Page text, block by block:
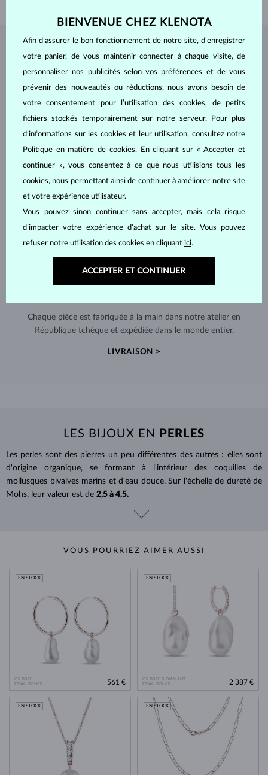
BIJOUX DE L'ATELIER KLENOTA
Chaque pièce est fabriquée à la main dans notre atelier en
République tchèque et expédiée dans le monde entier.
LIVRAISON >
LES BIJOUX EN PERLES
Les perles sont des pierres un peu différentes des autres : elles sont
d'origine organique, se formant à l'intérieur des coquilles de
mollusques bivalves marins et d'eau douce. Sur l'échelle de dureté de
Mohs, leur valeur est de 2,5 à 4,5.
VOUS POURRIEZ AIMER AUSSI
OR ROSE
D'EAU DOUCE
EN STOCK
561 €
OR ROSE & DIAMANT
D'EAU DOUCE
EN STOCK
2 387 €
EN STOCK EN STOCK
BIENVENUE CHEZ KLENOTA
Afin d’assurer le bon fonctionnement de notre site, d’enregistrer
votre panier, de vous maintenir connecter à chaque visite, de
personnaliser nos publicités selon vos préférences et de vous
prévenir des nouveautés ou réductions, nous avons besoin de
votre consentement pour l’utilisation des cookies, de petits
fichiers stockés temporairement sur notre serveur. Pour plus
d’informations sur les cookies et leur utilisation, consultez notre
Politique en matière de cookies. En cliquant sur « Accepter et
continuer », vous consentez à ce que nous utilisions tous les
cookies, nous permettant ainsi de continuer à améliorer notre site
et votre expérience utilisateur.
Vous pouvez sinon continuer sans accepter, mais cela risque
d’impacter votre expérience d’achat sur le site. Vous pouvez
refuser notre utilisation des cookies en cliquant ici.
ACCEPTER ET CONTINUER